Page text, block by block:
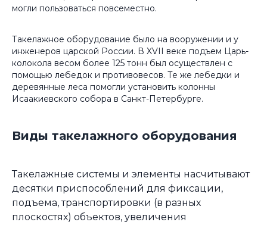
могли пользоваться повсеместно.
Такелажное оборудование было на вооружении и у
инженеров царской России. В XVII веке подъем Царь-
колокола весом более 125 тонн был осуществлен с
помощью лебедок и противовесов. Те же лебедки и
деревянные леса помогли установить колонны
Исаакиевского собора в Санкт-Петербурге.
Виды такелажного оборудования
Такелажные системы и элементы насчитывают
десятки приспособлений для фиксации,
подъема, транспортировки (в разных
плоскостях) объектов, увеличения